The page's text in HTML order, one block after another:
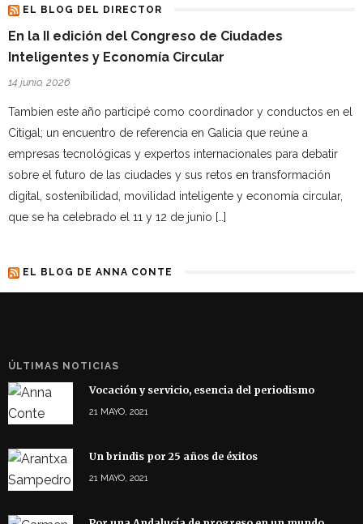
EL BLOG DEL DIRECTOR
En la II edición del Congreso de Ciudades
Inteligentes y Economía Circular
14 junio, 2026
Tambien este año participé como coordinador y conductos en el
Citigal; un encuentro de referencia en Galicia que reúne a
empresas tecnológicas y expertos internacionales para debatir
sobre el futuro de las ciudades y sus retos en transformación
digital, sostenibilidad, movilidad inteligente y economía circular,
que se ha celebrado el 11 y 12 de junio […]
EL BLOG DE ANNA CONTE
ÚLTIMAS NOTICIAS
Vocación y servicio, esencia del periodismo
21 MAYO, 2021
Un brindis por 25 años de éxitos
21 MAYO, 2021